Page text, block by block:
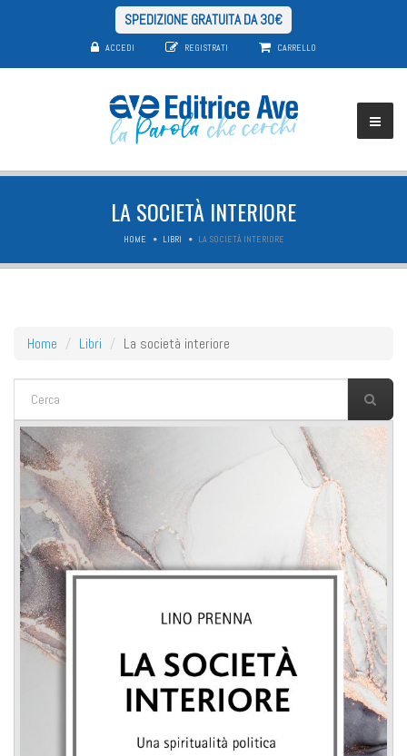
SPEDIZIONE GRATUITA DA 30€
ACCEDI REGISTRATI CARRELLO
LA SOCIETÀ INTERIORE
HOME LIBRI LA SOCIETÀ INTERIORE
Home Libri La società interiore
FORM DI RICERCA